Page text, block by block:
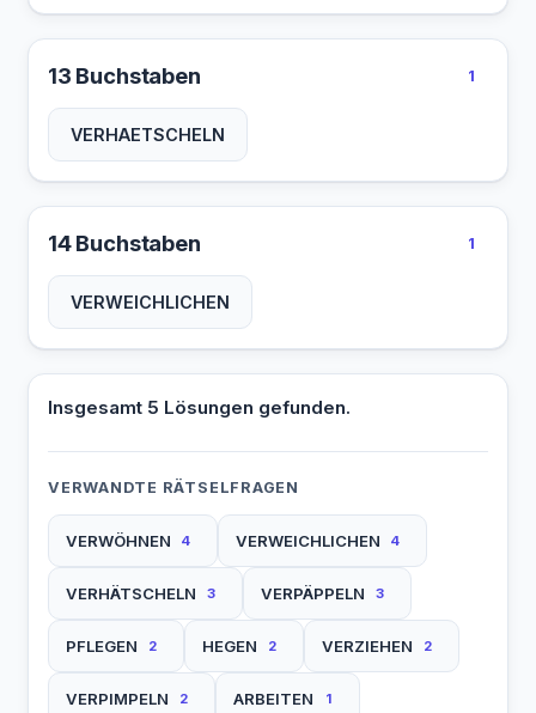
13 Buchstaben 1
VERHAETSCHELN
14 Buchstaben 1
VERWEICHLICHEN
Insgesamt 5 Lösungen gefunden.
VERWANDTE RÄTSELFRAGEN
VERWÖHNEN 4 VERWEICHLICHEN 4
VERHÄTSCHELN 3 VERPÄPPELN 3
PFLEGEN 2 HEGEN 2 VERZIEHEN 2
VERPIMPELN 2 ARBEITEN 1